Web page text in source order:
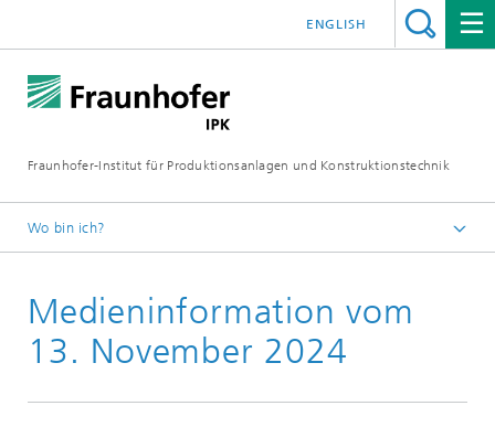
Fraunhofer-Institut für Produktionsanlagen und Konstruktionstechnik
ENGLISH
Wo bin ich?
Medien
Medieninformationen
Medieninformation vom
13. November 2024